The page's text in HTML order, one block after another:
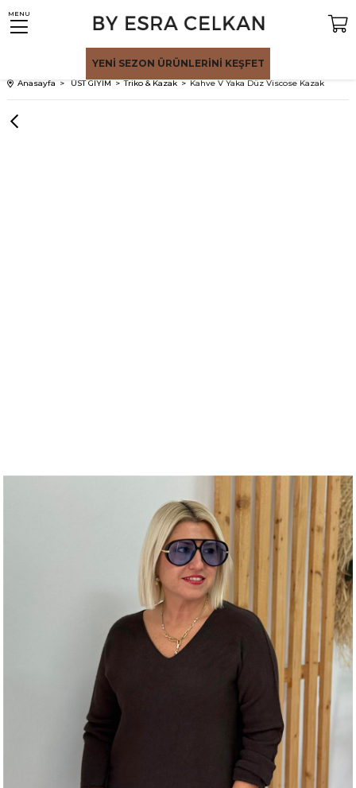
MENU
YENİ SEZON ÜRÜNLERİNİ KEŞFET
Anasayfa ÜST GİYİM Triko & Kazak Kahve V Yaka Düz Viscose Kazak